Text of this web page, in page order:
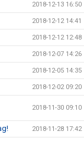
2018-12-13 16:50
2018-12-12 14:41
2018-12-12 12:48
2018-12-07 14:26
2018-12-05 14:35
2018-12-02 09:20
2018-11-30 09:10
2018-11-28 17:42